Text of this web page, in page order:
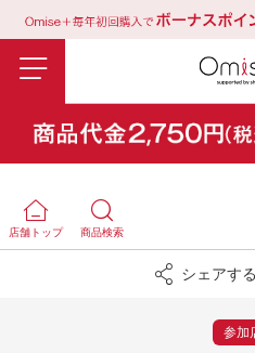
店舗トップ 商品検索
シェアする
参加